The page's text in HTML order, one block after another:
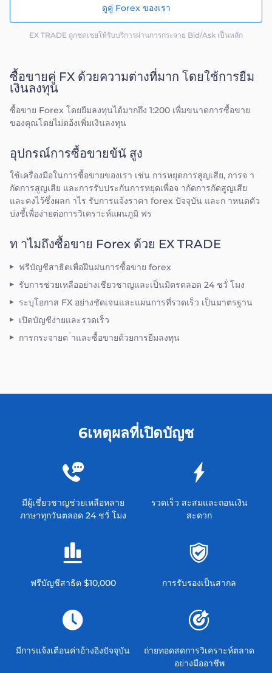
ซื้อขายคู่ FX ด้วยความต่างที่มาก โดยใช้การยืม
เงินลงทุน
ซื้อขาย Forex โดยยืมลงทุนได้มากถึง 1:200 เพื่มขนาดการซื้อขาย
ของคุณโดยไม่ตอ้งเพิ่มเงินลงทุน
อุปกรณ์การซื้อขายข้นั สูง
ใช้เครื่องมือในการซื้อขายของเรา เช่น การหยุดการสูญเสีย, การจ า
กัดการสูญเสีย และการรับประกันการหยุดเพื่อจ ากัดการกัดสูญเสีย
และคงไว้ซึ่งผลก าไร รับการแจ้งราคา forex ปัจจุบัน และก าหนดตัว
บ่งชี้เพื่อง่ายต่อการวิเคราะห์แผนภูมิ ฟร
ท าไมถึงซื้อขาย Forex ด้วย EX TRADE
ฟรีบัญชีสาธิตเพื่อฝึนฝนการซื้อขาย forex
รับการช่วยเหลืออย่างเชียวชาญและเป็นมิตรตลอด 24 ชวั่ โมง
ระบุโอกาส FX อย่างชัดเจนและแผนการที่รวดเร็ว เป็นมาตรฐาน
เปิดบัญชีง่ายและรวดเร็ว
การกระจายต ่าและซื้อขายด้วยการยืมลงทุน
ดูคู่ Forex ของเรา
EX TRADE ถูกชดเชยให้รับบริการผ่านการกระจาย Bid/Ask เป็นหลัก
6เหตุผลที่เปิดบัญช
มีผู้เชี่ยวชาญช่วยเหลือหลาย
ภาษาทุกวันตลอด 24 ชวั่ โมง
รวดเร็ว สะสมและถอนเงิน
สะดวก
ฟรีบัญชีสาธิต $10,000 การรับรองเป็นสากล
มีการแจ้งเตือนค่าอ้างอิงปัจจุบัน
ถ่ายทอดสดการวิเคราะห์ตลาด
อย่างมืออาชีพ